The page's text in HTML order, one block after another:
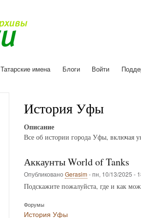
Татарские имена Блоги Войти
История Уфы
Описание
Все об истории города Уфы, включая
Аккаунты World of Tanks
Опубликовано Gerasim -пн, 10/13/2025 -
Подскажите пожалуйста, где и как
Форумы
История Уфы